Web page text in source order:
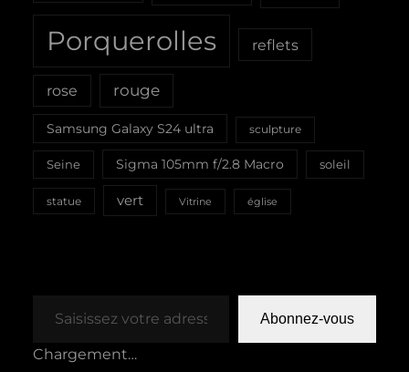
Porquerolles reflets
rose rouge
Samsung Galaxy S24 ultra sculpture
Seine Sigma 105mm f/2.8 Macro soleil
statue vert Vitrine église
Abonnez-vous
Chargement…